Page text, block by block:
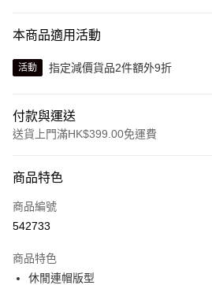
本商品適用活動
活動 指定減價貨品2件額外9折
付款與運送
送貨上門滿HK$399.00免運費
信用卡
線上付款
Alipay, PayMe, WeChat Pay, UnionPay, FPS
送貨方式
商品特色
商品編號
542733
商品特色
休閒連帽版型